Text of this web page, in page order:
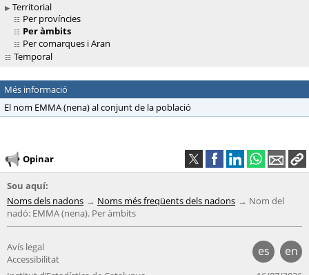
Territorial
Per províncies
Per àmbits
Per comarques i Aran
Temporal
Més informació
El nom EMMA (nena) al conjunt de la població
Opinar
Sou aquí:
Noms dels nadons
Noms més freqüents dels nadons
Nom del
nadó: EMMA (nena). Per àmbits
es en
Avís legal
Accessibilitat